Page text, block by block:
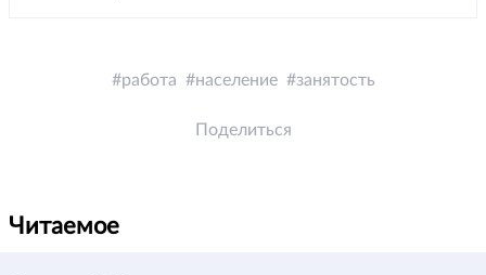
работа население занятость
Поделиться
Читаемое